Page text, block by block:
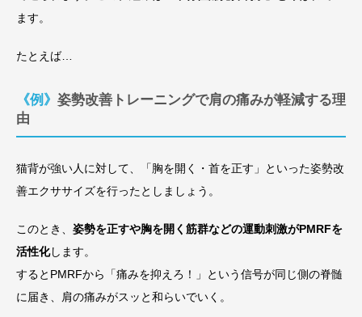
ます。
たとえば…
《例》姿勢改善トレーニングで肩の痛みが軽減する理
由
猫背が強い人に対して、「胸を開く・首を正す」といった姿勢改
善エクササイズを行ったとしましょう。
このとき、 姿勢を正すや胸を開く筋群などの運動刺激がPMRFを
活性化します。
するとPMRFから「痛みを抑えろ！」という信号が同じ側の脊髄
に届き、肩の痛みがスッと和らいでいく。